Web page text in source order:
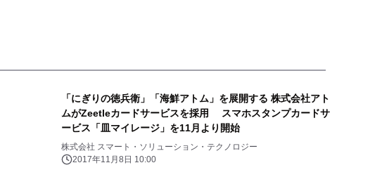
「にぎりの徳兵衛」「海鮮アトム」を展開する 株式会社アト
ムがZeetleカードサービスを採用 スマホスタンプカードサ
ービス「皿マイレージ」を11月より開始
株式会社 スマート・ソリューション・テクノロジー
2017年11月8日 10:00